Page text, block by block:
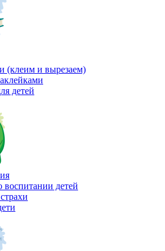
(клеим и вырезаем)
детей
воспитании детей